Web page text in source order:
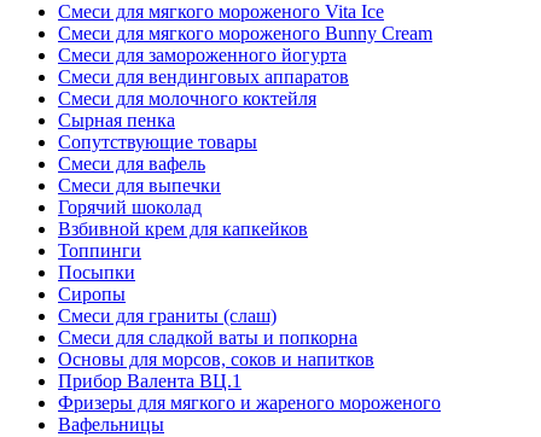
Смеси для мягкого мороженого Vita Ice
Смеси для мягкого мороженого Bunny Cream
Смеси для замороженного йогурта
Смеси для вендинговых аппаратов
Смеси для молочного коктейля
Сырная пенка
Сопутствующие товары
Смеси для вафель
Смеси для выпечки
Горячий шоколад
Взбивной крем для капкейков
Топпинги
Посыпки
Сиропы
Смеси для граниты (слаш)
Смеси для сладкой ваты и попкорна
Основы для морсов, соков и напитков
Прибор Валента ВЦ.1
Фризеры для мягкого и жареного мороженого
Вафельницы